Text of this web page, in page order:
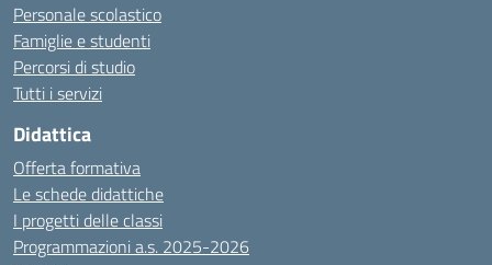
Personale scolastico
Famiglie e studenti
Percorsi di studio
Tutti i servizi
Didattica
Offerta formativa
Le schede didattiche
I progetti delle classi
Programmazioni a.s. 2025-2026